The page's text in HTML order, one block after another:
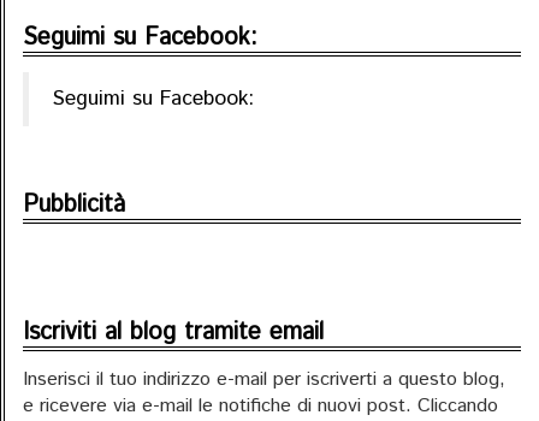
Seguimi su Facebook:
Seguimi su Facebook:
Pubblicità
Iscriviti al blog tramite email
Inserisci il tuo indirizzo e-mail per iscriverti a questo blog,
e ricevere via e-mail le notifiche di nuovi post. Cliccando